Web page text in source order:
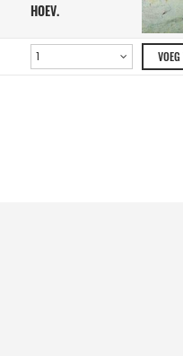
HOEV.
VOEG